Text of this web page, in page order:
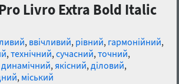
Livro Extra Bold Italic
, ввічливий, рівний, гармонійний,
,технічний,сучасний,точний,
динамічний,якісний,діловий,
, міський